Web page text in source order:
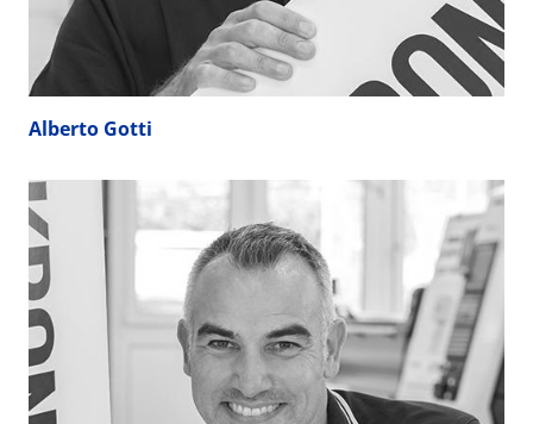
Alberto Gotti